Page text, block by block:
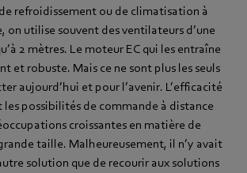
refroidissement ou de climatisation à
on utilise souvent des ventilateurs d’une
2 mètres. Le moteur EC qui les entraîne
et robuste. Mais ce ne sont plus les seuls
aujourd’hui et pour l’avenir. L’efficacité
les possibilités de commande à distance
croissantes en matière de
taille. Malheureusement, il n’y avait
solution que de recourir aux solutions